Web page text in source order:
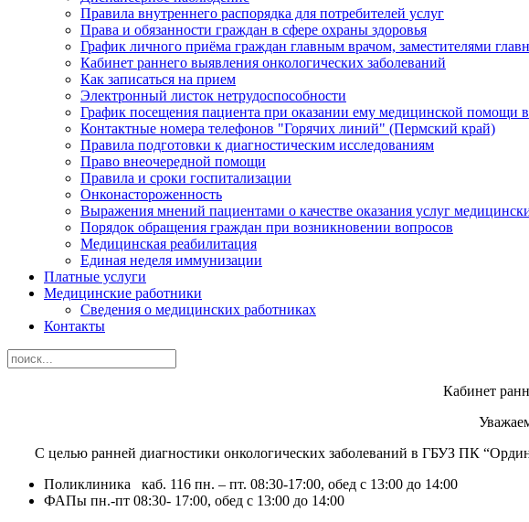
Правила внутреннего распорядка для потребителей услуг
Права и обязанности граждан в сфере охраны здоровья
График личного приёма граждан главным врачом, заместителями
Кабинет раннего выявления онкологических заболеваний
Как записаться на прием
Электронный листок нетрудоспособности
График посещения пациента при оказании ему медицинской помощи
Контактные номера телефонов "Горячих линий" (Пермский край)
Правила подготовки к диагностическим исследованиям
Право внеочередной помощи
Правила и сроки госпитализации
Онконастороженность
Выражения мнений пациентами о качестве оказания услуг
Порядок обращения граждан при возникновении вопросов
Медицинская реабилитация
Единая неделя иммунизации
Платные услуги
Медицинские работники
Сведения о медицинских работниках
Контакты
Кабинет
С целью ранней диагностики онкологических заболеваний в ГБУЗ ПК
Поликлиника каб. 116 пн. – пт. 08:30-17:00, обед с 13:00 до 14:00
ФАПы пн.-пт 08:30- 17:00, обед с 13:00 до 14:00